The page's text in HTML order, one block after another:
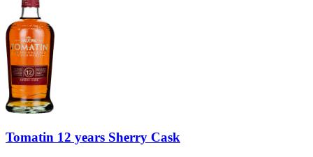
Tomatin 12 years Sherry Cask